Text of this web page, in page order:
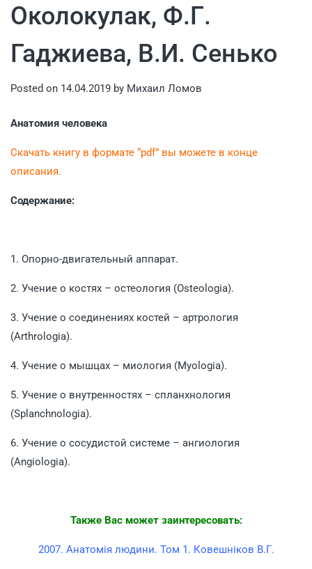
Околокулак, Ф.Г.
Гаджиева, В.И. Сенько
Posted on 14.04.2019 by Михаил Ломов
Анатомия человека
Скачать книгу в формате “pdf” вы можете в конце
описания.
Содержание:
1. Опорно-двигательный аппарат.
2. Учение о костях – остеология (Osteologia).
3. Учение о соединениях костей – артрология
(Arthrologia).
4. Учение о мышцах – миология (Myologia).
5. Учение о внутренностях – спланхнология
(Splanchnologia).
6. Учение о сосудистой системе – ангиология
(Angiologia).
Также Вас может заинтересовать:
2007. Анатомія людини. Том 1. Ковешніков В.Г.